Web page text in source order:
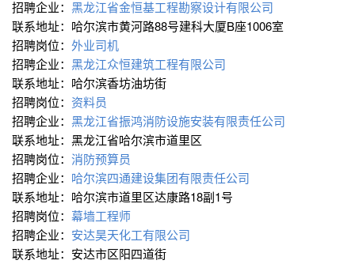
招聘企业： 黑龙江省金恒基工程勘察设计有限公司
联系地址：哈尔滨市黄河路88号建科大厦B座1006室
招聘岗位： 外业司机
招聘企业： 黑龙江众恒建筑工程有限公司
联系地址：哈尔滨香坊油坊街
招聘岗位： 资料员
招聘企业： 黑龙江省振鸿消防设施安装有限责任公司
联系地址：黑龙江省哈尔滨市道里区
招聘岗位： 消防预算员
招聘企业： 哈尔滨四通建设集团有限责任公司
联系地址：哈尔滨市道里区达康路18副1号
招聘岗位： 幕墙工程师
招聘企业： 安达昊天化工有限公司
联系地址：安达市区阳四道街